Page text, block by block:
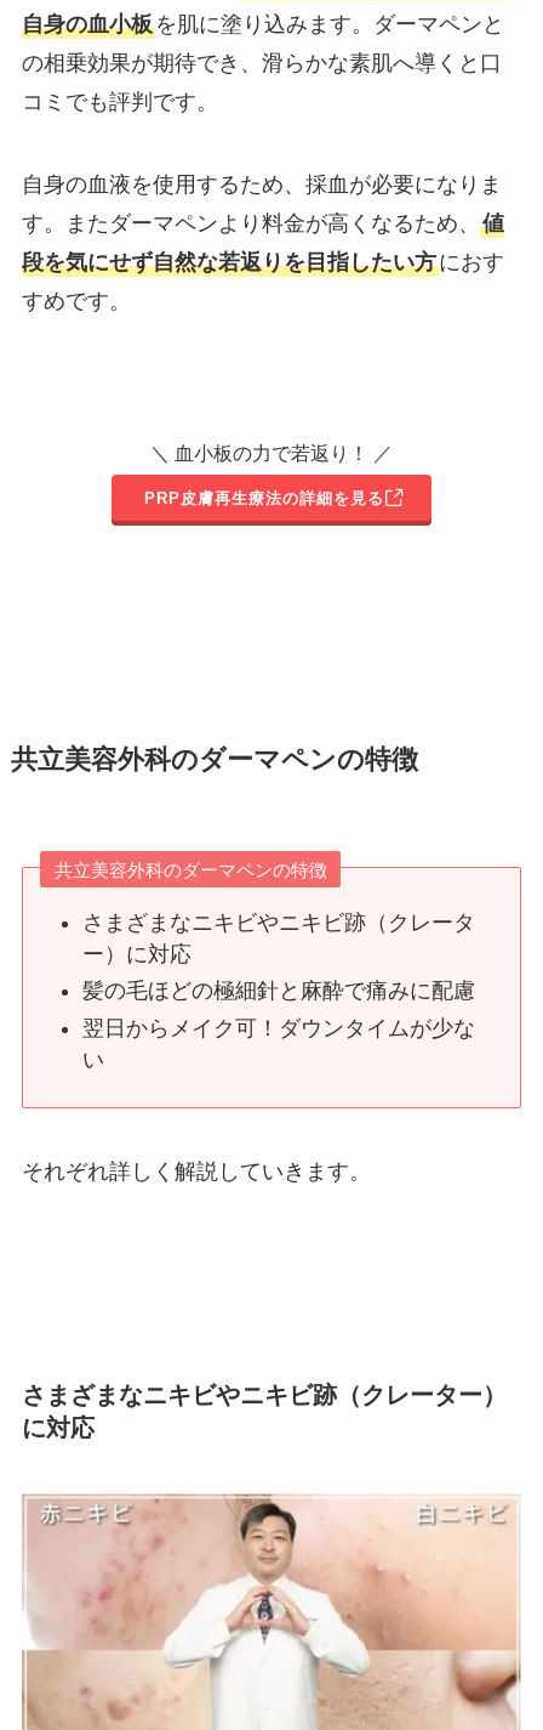
自身の血小板を肌に塗り込みます。ダーマペンと
の相乗効果が期待でき、滑らかな素肌へ導くと口
コミでも評判です。
自身の血液を使用するため、採血が必要になりま
す。またダーマペンより料金が高くなるため、 値
段を気にせず自然な若返りを目指したい方におす
すめです。
＼ 血小板の力で若返り！ ／
PRP皮膚再生療法の詳細を見る
共立美容外科のダーマペンの特徴
共立美容外科のダーマペンの特徴
さまざまなニキビやニキビ跡（クレータ
ー）に対応
髪の毛ほどの極細針と麻酔で痛みに配慮
翌日からメイク可！ダウンタイムが少な
い
それぞれ詳しく解説していきます。
さまざまなニキビやニキビ跡（クレーター）
に対応